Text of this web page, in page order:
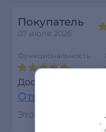
Покупатель
07 июля 2026
Функциональность
Доставили
Ответить
Этот отзыв был